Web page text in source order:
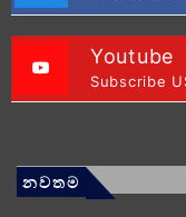
Youtube
Subscribe
නවතම